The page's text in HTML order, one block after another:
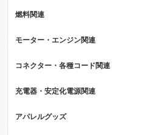
燃料関連
モーター・エンジン関連
コネクター・各種コード関連
充電器・安定化電源関連
アパレルグッズ